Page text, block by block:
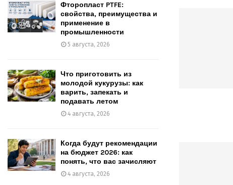
Фторопласт PTFE:
свойства, преимущества и
применение в
промышленности
5 августа, 2026
Что приготовить из
молодой кукурузы: как
варить, запекать и
подавать летом
4 августа, 2026
Когда будут рекомендации
на бюджет 2026: как
понять, что вас зачисляют
4 августа, 2026